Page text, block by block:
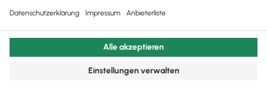
Impressum|Datenschutz|Cookie Einstellungen
Facebook
X YouTube
Rss